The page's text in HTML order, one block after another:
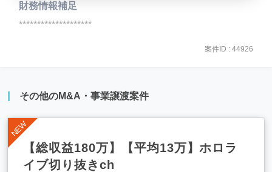
財務情報補足
********************
案件ID : 44926
その他のM&A・事業譲渡案件
【総収益180万】【平均13万】ホロラ
イブ切り抜きch